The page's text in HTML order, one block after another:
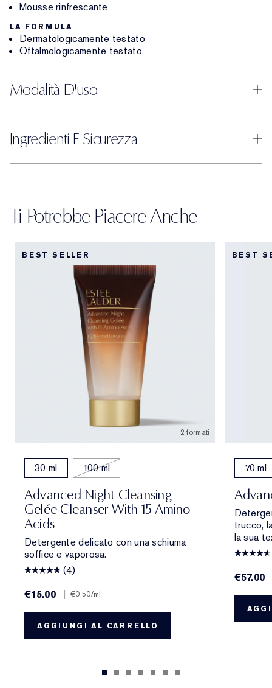
Mousse rinfrescante
LA FORMULA
Dermatologicamente testato
Oftalmologicamente testato
Modalità D'uso
Ingredienti E Sicurezza
Ti Potrebbe Piacere Anche
BEST SELLER
2 formati
30 ml 100 ml
Advanced Night Cleansing
Gelée Cleanser With 15 Amino
Acids
Detergente delicato con una schiuma
soffice e vaporosa.
(4)
€15.00
| €0.50/ml
AGGIUNGI AL CARRELLO
BEST
70 ml
trucco,
la sua
€57.00